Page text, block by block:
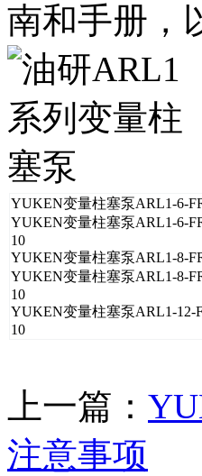
南和手册，
YUKEN变量柱塞泵ARL1-6-
YUKEN变量柱塞泵ARL1-6-
10
YUKEN变量柱塞泵ARL1-8-
YUKEN变量柱塞泵ARL1-8-
10
YUKEN变量柱塞泵ARL1-12-
10
上一篇：
注意事项